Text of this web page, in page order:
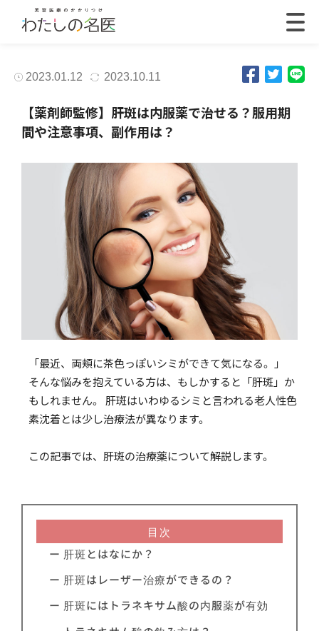
2023.01.12 2023.10.11
【薬剤師監修】肝斑は内服薬で治せる？服用期
間や注意事項、副作用は？
「最近、両頬に茶色っぽいシミができて気になる。」
そんな悩みを抱えている方は、もしかすると「肝斑」か
もしれません。 肝斑はいわゆるシミと言われる老人性色
素沈着とは少し治療法が異なります。
この記事では、肝斑の治療薬について解説します。
目次
ー 肝斑とはなにか？
ー 肝斑はレーザー治療ができるの？
ー 肝斑にはトラネキサム酸の内服薬が有効